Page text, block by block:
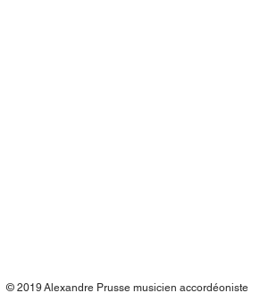
© 2019Alexandre Prusse musicien accordéoniste